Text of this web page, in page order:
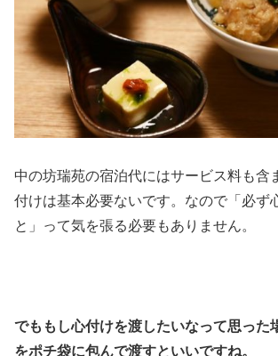
中の坊瑞苑の宿泊代にはサービス料も含
付けは基本必要ないです。なので「必ず
と」って気を張る必要もありません。
でももし心付けを渡したいなって思った
をポチ袋に包んで渡すといいですね。